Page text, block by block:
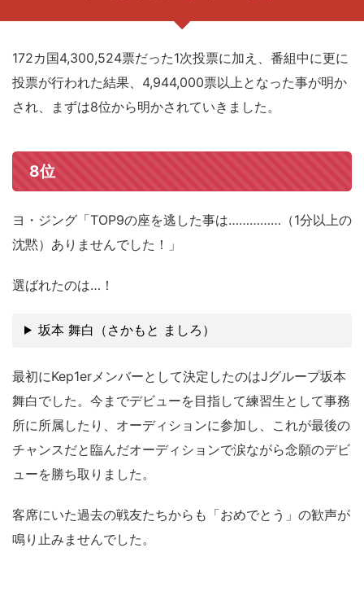
172カ国4,300,524票だった1次投票に加え、番組中に更に
投票が行われた結果、4,944,000票以上となった事が明か
され、まずは8位から明かされていきました。
8位
ヨ・ジング「TOP9の座を逃した事は……………（1分以上の
沈黙）ありませんでした！」
選ばれたのは…！
坂本 舞白（さかもと ましろ）
最初にKep1erメンバーとして決定したのはJグループ坂本
舞白でした。今までデビューを目指して練習生として事務
所に所属したり、オーディションに参加し、これが最後の
チャンスだと臨んだオーディションで涙ながら念願のデビ
ューを勝ち取りました。
客席にいた過去の戦友たちからも「おめでとう」の歓声が
鳴り止みませんでした。